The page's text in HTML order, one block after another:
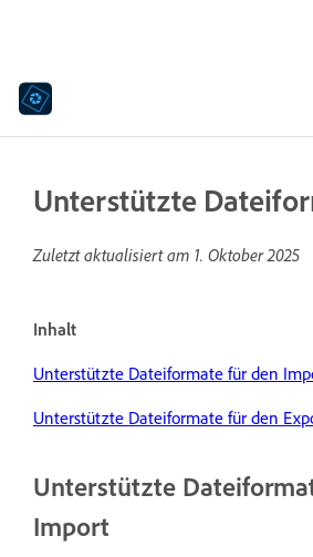
Unterstützte
Zuletzt aktualisiert am 1. Oktober 2025
Inhalt
Unterstützte Dateiformate für den
Unterstützte Dateiformate für den
Unterstützte
Import